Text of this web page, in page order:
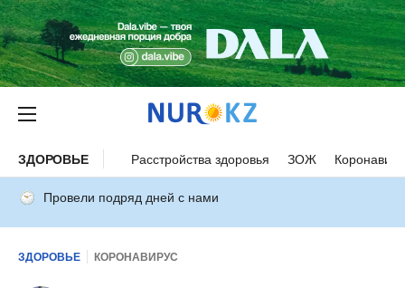
ЗДОРОВЬЕ Расстройства здоровья ЗОЖ
Провели подряд дней с нами
ЗДОРОВЬЕ КОРОНАВИРУС